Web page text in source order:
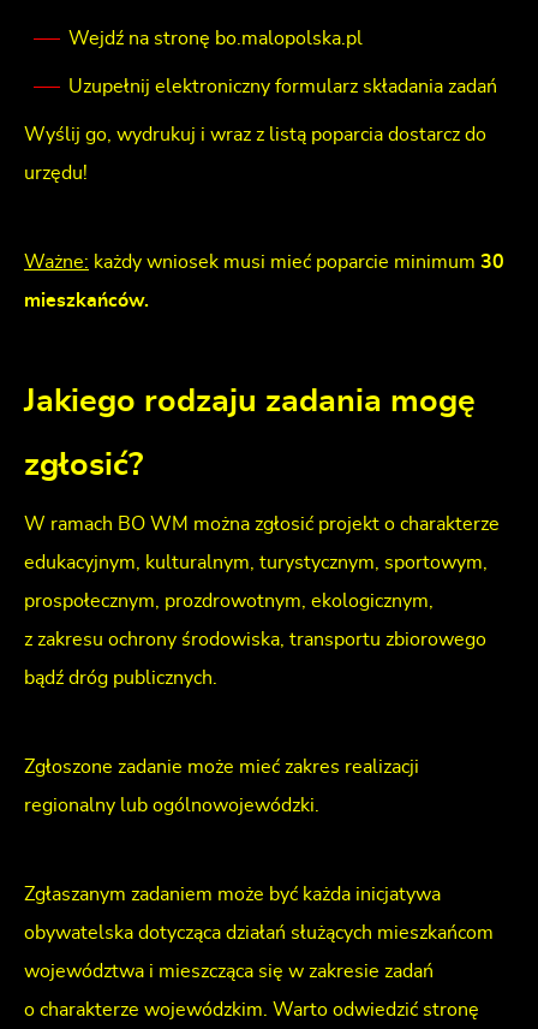
Wejdź na stronę bo.malopolska.pl
Uzupełnij elektroniczny formularz składania zadań
Wyślij go, wydrukuj i wraz z listą poparcia dostarcz do
urzędu!
Ważne: każdy wniosek musi mieć poparcie minimum 30
mieszkańców.
Jakiego rodzaju zadania mogę
zgłosić?
W ramach BO WM można zgłosić projekt o charakterze
edukacyjnym, kulturalnym, turystycznym, sportowym,
prospołecznym, prozdrowotnym, ekologicznym,
z zakresu ochrony środowiska, transportu zbiorowego
bądź dróg publicznych.
Zgłoszone zadanie może mieć zakres realizacji
regionalny lub ogólnowojewódzki.
Zgłaszanym zadaniem może być każda inicjatywa
obywatelska dotycząca działań służących mieszkańcom
województwa i mieszcząca się w zakresie zadań
o charakterze wojewódzkim. Warto odwiedzić stronę